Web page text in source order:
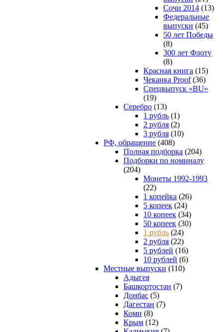
Сочи 2014 (13)
Федеральные
выпуски (45)
50 лет Победы
(8)
300 лет Флоту
(8)
Красная книга (15)
Чеканка Proof(36)
Спецвыпуск «BU»
(19)
Серебро (13)
1 рубль (1)
2 рубля (2)
3 рубля (10)
РФ, обращение (408)
Полная подборка (204)
Подборки по номиналу
(204)
Монеты 1992-1993
(22)
1 копейка (26)
5 копеек (24)
10 копеек (34)
50 копеек (30)
1 рубль (24)
2 рубля (22)
5 рублей (16)
10 рублей (6)
Местные выпуски (110)
Адыгея
Башкортостан (7)
Донбас (5)
Дагестан (7)
Коми (8)
Крым (12)